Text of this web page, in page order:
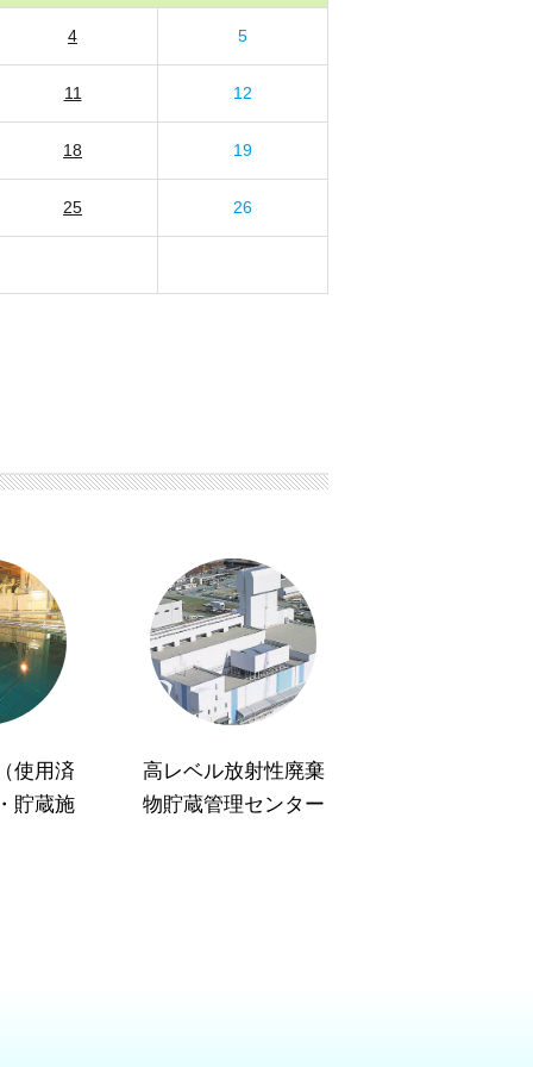
4 5
11 12
18 19
25 26
使用済
貯蔵施
高レベル放射性廃棄
物貯蔵管理センター